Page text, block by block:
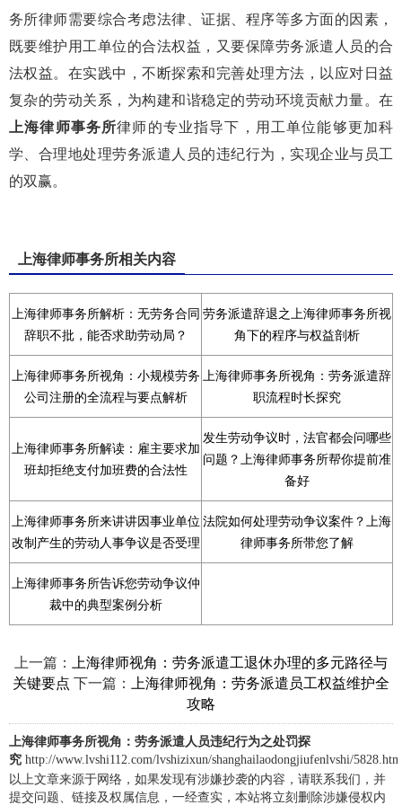
务所律师需要综合考虑法律、证据、程序等多方面的因素，
既要维护用工单位的合法权益，又要保障劳务派遣人员的合
法权益。在实践中，不断探索和完善处理方法，以应对日益
复杂的劳动关系，为构建和谐稳定的劳动环境贡献力量。在
上海律师事务所律师的专业指导下，用工单位能够更加科
学、合理地处理劳务派遣人员的违纪行为，实现企业与员工
的双赢。
上海律师事务所相关内容
上海律师事务所解析：无劳务合同
辞职不批，能否求助劳动局？
劳务派遣辞退之上海律师事务所视
角下的程序与权益剖析
上海律师事务所视角：小规模劳务
公司注册的全流程与要点解析
上海律师事务所视角：劳务派遣辞
职流程时长探究
上海律师事务所解读：雇主要求加
班却拒绝支付加班费的合法性
发生劳动争议时，法官都会问哪些
问题？上海律师事务所帮你提前准
备好
上海律师事务所来讲讲因事业单位
改制产生的劳动人事争议是否受理
法院如何处理劳动争议案件？上海
律师事务所带您了解
上海律师事务所告诉您劳动争议仲
裁中的典型案例分析
上一篇：
上海律师视角：劳务派遣工退休办理的多元路径与
关键要点 下一篇：
上海律师视角：劳务派遣员工权益维护全
攻略
上海律师事务所视角：劳务派遣人员违纪行为之处罚探
究 http://www.lvshi112.com/lvshizixun/shanghailaodongjiufenlvshi/
以上文章来源于网络，如果发现有涉嫌抄袭的内容，请联系我们，并
提交问题、链接及权属信息，一经查实，本站将立刻删除涉嫌侵权内